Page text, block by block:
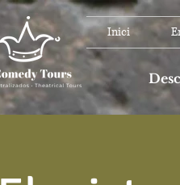
Inici